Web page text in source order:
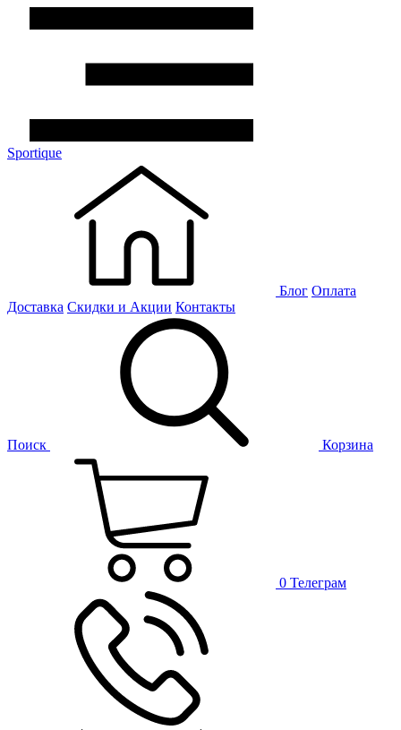
Sportique
Блог Оплата
Доставка Скидки и Акции Контакты
Поиск Корзина
0 Телеграм